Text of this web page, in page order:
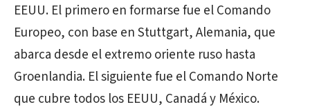
EEUU. El primero en formarse fue el Comando
Europeo, con base en Stuttgart, Alemania, que
abarca desde el extremo oriente ruso hasta
Groenlandia. El siguiente fue el Comando Norte
que cubre todos los EEUU, Canadá y México.